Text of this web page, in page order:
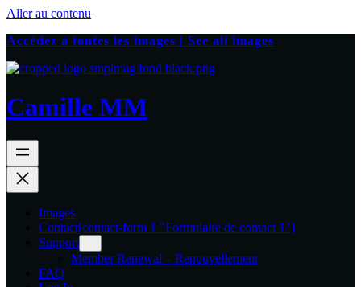
Aller au contenu
Accédez à toutes les images | See all images
Camille MM
Images
Contact[contact-form 1 "Formulaire de contact 1"]
Support
Member Renewal – Renouvellement
FAQ